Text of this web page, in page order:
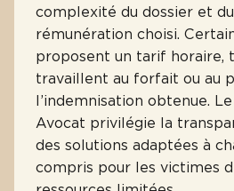
complexité du dossier et
rémunération choisi.
proposent un tarif horaire,
travaillent au forfait ou au
l’indemnisation obtenue.
Avocat privilégie la
des solutions adaptées à
compris pour les victimes